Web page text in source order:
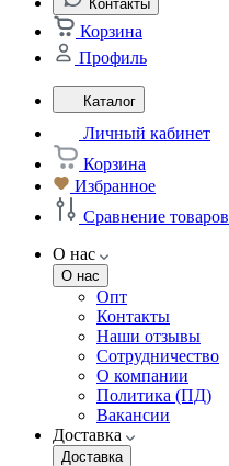
Контакты
Корзина
Профиль
Каталог
Личный кабинет
Корзина
Избранное
Сравнение товаров
О нас
О нас
Опт
Контакты
Наши отзывы
Сотрудничество
О компании
Политика (ПД)
Вакансии
Доставка
Доставка